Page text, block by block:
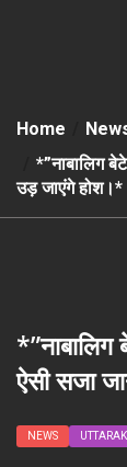
Home
*”नाबालिग
उड़ जाएंगे होश।*
*”नाबालिग
ऐसी सजा
NEWS